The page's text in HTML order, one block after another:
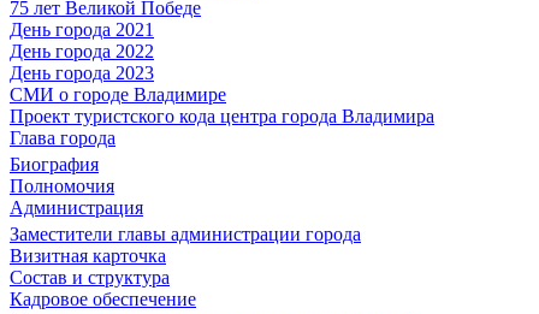
75 лет Великой Победе
День города 2021
День города 2022
День города 2023
СМИ о городе Владимире
Проект туристского кода центра города Владимира
Глава города
Биография
Полномочия
Администрация
Заместители главы администрации города
Визитная карточка
Состав и структура
Кадровое обеспечение